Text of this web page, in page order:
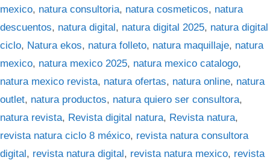
mexico, natura consultoria, natura cosmeticos, natura
descuentos, natura digital , natura digital 2025, natura digital
ciclo, Natura ekos, natura folleto, natura maquillaje, natura
mexico, natura mexico 2025, natura mexico catalogo,
natura mexico revista, natura ofertas, natura online, natura
outlet, natura productos, natura quiero ser consultora,
natura revista, Revista digital natura, Revista natura,
revista natura ciclo 8 méxico, revista natura consultora
digital , revista natura digital , revista natura mexico, revista